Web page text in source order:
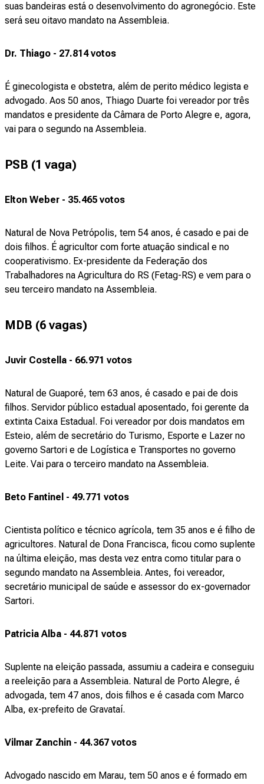
suas bandeiras está o desenvolvimento do agronegócio. Este
será seu oitavo mandato na Assembleia.
Dr. Thiago - 27.814 votos
É ginecologista e obstetra, além de perito médico legista e
advogado. Aos 50 anos, Thiago Duarte foi vereador por três
mandatos e presidente da Câmara de Porto Alegre e, agora,
vai para o segundo na Assembleia.
PSB (1 vaga)
Elton Weber - 35.465 votos
Natural de Nova Petrópolis, tem 54 anos, é casado e pai de
dois filhos. É agricultor com forte atuação sindical e no
cooperativismo. Ex-presidente da Federação dos
Trabalhadores na Agricultura do RS (Fetag-RS) e vem para o
seu terceiro mandato na Assembleia.
MDB (6 vagas)
Juvir Costella - 66.971 votos
Natural de Guaporé, tem 63 anos, é casado e pai de dois
filhos. Servidor público estadual aposentado, foi gerente da
extinta Caixa Estadual. Foi vereador por dois mandatos em
Esteio, além de secretário do Turismo, Esporte e Lazer no
governo Sartori e de Logística e Transportes no governo
Leite. Vai para o terceiro mandato na Assembleia.
Beto Fantinel - 49.771 votos
Cientista político e técnico agrícola, tem 35 anos e é filho de
agricultores. Natural de Dona Francisca, ficou como suplente
na última eleição, mas desta vez entra como titular para o
segundo mandato na Assembleia. Antes, foi vereador,
secretário municipal de saúde e assessor do ex-governador
Sartori.
Patricia Alba - 44.871 votos
Suplente na eleição passada, assumiu a cadeira e conseguiu
a reeleição para a Assembleia. Natural de Porto Alegre, é
advogada, tem 47 anos, dois filhos e é casada com Marco
Alba, ex-prefeito de Gravataí.
Vilmar Zanchin - 44.367 votos
Advogado nascido em Marau, tem 50 anos e é formado em